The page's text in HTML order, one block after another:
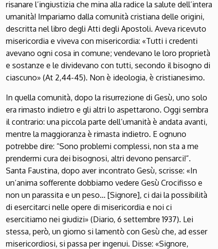
risanare l’ingiustizia che mina alla radice la salute dell’intera
umanità! Impariamo dalla comunità cristiana delle origini,
descritta nel libro degli Atti degli Apostoli. Aveva ricevuto
misericordia e viveva con misericordia: «Tutti i credenti
avevano ogni cosa in comune; vendevano le loro proprietà
e sostanze e le dividevano con tutti, secondo il bisogno di
ciascuno» (At 2,44-45). Non è ideologia, è cristianesimo.
In quella comunità, dopo la risurrezione di Gesù, uno solo
era rimasto indietro e gli altri lo aspettarono. Oggi sembra
il contrario: una piccola parte dell’umanità è andata avanti,
mentre la maggioranza è rimasta indietro. E ognuno
potrebbe dire: “Sono problemi complessi, non sta a me
prendermi cura dei bisognosi, altri devono pensarci!”.
Santa Faustina, dopo aver incontrato Gesù, scrisse: «In
un’anima sofferente dobbiamo vedere Gesù Crocifisso e
non un parassita e un peso… [Signore], ci dai la possibilità
di esercitarci nelle opere di misericordia e noi ci
esercitiamo nei giudizi» (Diario, 6 settembre 1937). Lei
stessa, però, un giorno si lamentò con Gesù che, ad esser
misericordiosi, si passa per ingenui. Disse: «Signore,